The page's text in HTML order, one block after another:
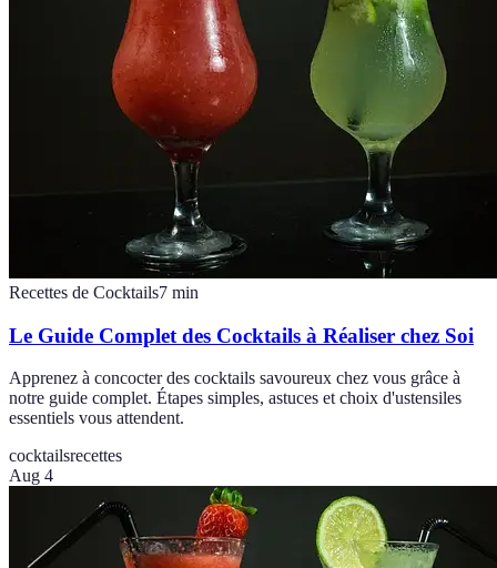
Recettes de Cocktails7 min
Le Guide Complet des Cocktails à Réaliser chez Soi
Apprenez à concocter des cocktails savoureux chez vous grâce à
notre guide complet. Étapes simples, astuces et choix d'ustensiles
essentiels vous attendent.
cocktailsrecettes
Aug 4